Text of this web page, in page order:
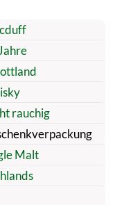
rauchig
Malt